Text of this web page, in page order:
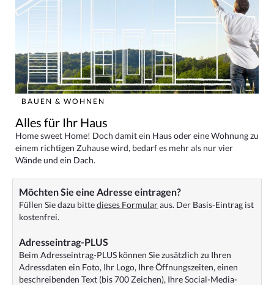
BAUEN & WOHNEN
Alles für Ihr Haus
Home sweet Home! Doch damit ein Haus oder eine Wohnung zu
einem richtigen Zuhause wird, bedarf es mehr als nur vier
Wände und ein Dach.
Möchten Sie eine Adresse eintragen?
Füllen Sie dazu bittedieses Formularaus. Der Basis-Eintrag ist
kostenfrei.
Adresseintrag-PLUS
Beim Adresseintrag-PLUS können Sie zusätzlich zu Ihren
Adressdaten ein Foto, Ihr Logo, Ihre Öffnungszeiten, einen
beschreibenden Text (bis 700 Zeichen), Ihre Social-Media-